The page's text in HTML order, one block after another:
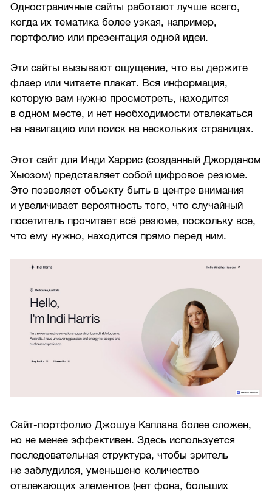
Одностраничные сайты работают лучше всего,
когда их тематика более узкая, например,
портфолио или презентация одной идеи.
Эти сайты вызывают ощущение, что вы держите
флаер или читаете плакат. Вся информация,
которую вам нужно просмотреть, находится
в одном месте, и нет необходимости отвлекаться
на навигацию или поиск на нескольких страницах.
Этотсайт для Инди Харрис (созданный Джорданом
Хьюзом) представляет собой цифровое резюме.
Это позволяет объекту быть в центре внимания
и увеличивает вероятность того, что случайный
посетитель прочитает всё резюме, поскольку все,
что ему нужно, находится прямо перед ним.
Сайт-портфолио Джошуа Каплана более сложен,
но не менее эффективен. Здесь используется
последовательная структура, чтобы зритель
не заблудился, уменьшено количество
отвлекающих элементов (нет фона, больших